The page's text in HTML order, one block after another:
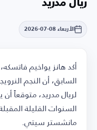
ريال مدريد
الأربعاء 08-07-2026
أكد هانز يواخيم
السابق، أن النجم
لريال مدريد، متوقعاً
السنوات القليلة
مانشستر سيتي.